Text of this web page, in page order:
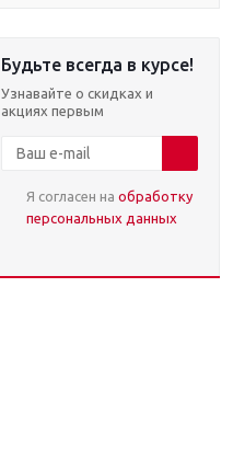
Будьте всегда в курсе!
Узнавайте о скидках и
акциях первым
Я согласен на обработку
персональных данных